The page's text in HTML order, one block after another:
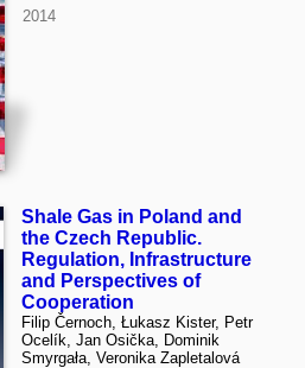
2014
Shale Gas in Poland and
the Czech Republic.
Regulation, Infrastructure
and Perspectives of
Cooperation
Filip Černoch, Łukasz Kister, Petr
Ocelík, Jan Osička, Dominik
Smyrgała, Veronika Zapletalová